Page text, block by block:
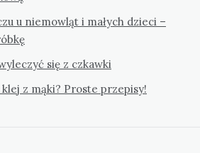
u niemowląt i małych dzieci –
się z czkawki
z mąki? Proste przepisy!